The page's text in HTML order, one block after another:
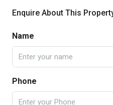
Enquire About This
Name
Phone